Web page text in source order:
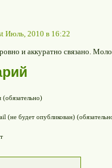
Июль, 2010 в 16:22
и аккуратно связано.
(не будет опубликован)